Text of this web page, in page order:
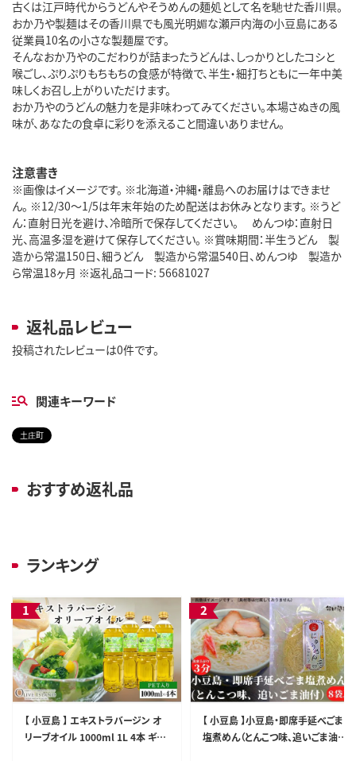
古くは江戸時代からうどんやそうめんの麺処として名を馳せた香川県。
おか乃や製麺はその香川県でも風光明媚な瀬戸内海の小豆島にある
従業員10名の小さな製麺屋です。
そんなおか乃やのこだわりが詰まったうどんは、しっかりとしたコシと
喉ごし、ぷりぷりもちもちの食感が特徴で、半生・細打ちともに一年中美
味しくお召し上がりいただけます。
おか乃やのうどんの魅力を是非味わってみてください。本場さぬきの風
味が、あなたの食卓に彩りを添えること間違いありません。
注意書き
※画像はイメージです。 ※北海道・沖縄・離島へのお届けはできませ
ん。 ※12/30～1/5は年末年始のため配送はお休みとなります。 ※うど
ん：直射日光を避け、冷暗所で保存してください。 めんつゆ：直射日
光、高温多湿を避けて保存してください。 ※賞味期間：半生うどん 製
造から常温150日、細うどん 製造から常温540日、めんつゆ 製造か
ら常温18ヶ月 ※返礼品コード: 56681027
返礼品レビュー
投稿されたレビューは0件です。
関連キーワード
土庄町
おすすめ返礼品
ランキング
【 小豆島 】 エキストラバージン オ
リーブオイル 1000ml 1L 4本 ギフ
【 小豆島 】小豆島・即席手延べごま
塩煮めん（とんこつ味、追いごま油